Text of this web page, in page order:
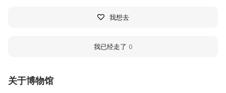
关于博物馆
我想去
我已经走了 0